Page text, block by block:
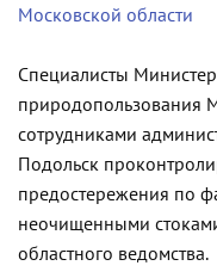
Московской области
Специалисты
природопользования
сотрудниками
Подольск
предостережения по
неочищенными
областного ведомства.